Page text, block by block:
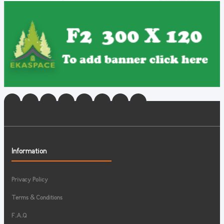
Information
Privacy Policy
Terms & Conditions
F.A.Q